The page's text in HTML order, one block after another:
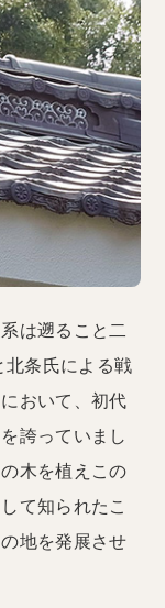
は遡ること二
条氏による戦
おいて、初代
誇っていまし
木を植えこの
て知られたこ
地を発展させ